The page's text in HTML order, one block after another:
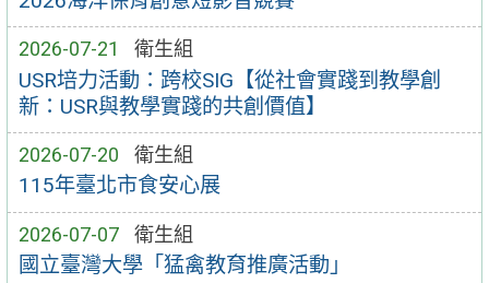
2026-07-21 衛生組
USR培力活動：跨校SIG【從社會實踐到教學創
新：USR與教學實踐的共創價值】
2026-07-20 衛生組
115年臺北市食安心展
2026-07-07 衛生組
國立臺灣大學「猛禽教育推廣活動」